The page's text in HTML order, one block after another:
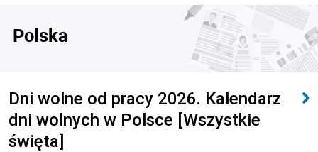
Polska
Dni wolne od pracy 2026. Kalendarz
dni wolnych w Polsce [Wszystkie
święta]